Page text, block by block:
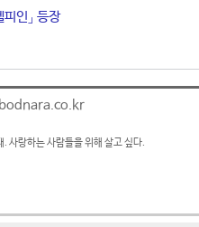
인」 등장
사랑하는 사람들을 위해 살고 싶다.